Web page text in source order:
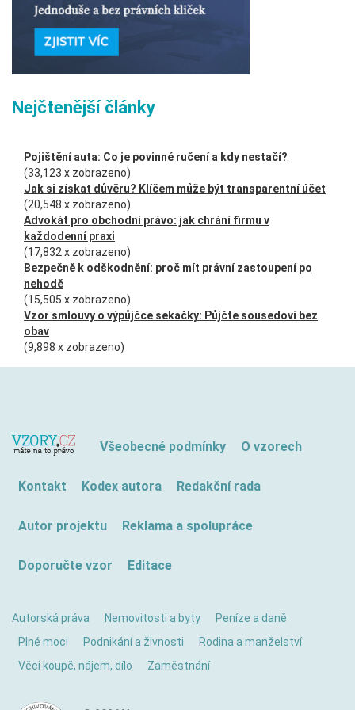
Nejčtenější články
Pojištění auta: Co je povinné ručení a kdy nestačí?
(33,123 x zobrazeno)
Jak si získat důvěru? Klíčem může být transparentní účet
(20,548 x zobrazeno)
Advokát pro obchodní právo: jak chrání firmu v
každodenní praxi
(17,832 x zobrazeno)
Bezpečně k odškodnění: proč mít právní zastoupení po
nehodě
(15,505 x zobrazeno)
Vzor smlouvy o výpůjčce sekačky: Půjčte sousedovi bez
obav
(9,898 x zobrazeno)
Všeobecné podmínky O vzorech
Kontakt Kodex autora Redakční rada
Autor projektu Reklama a spolupráce
Doporučte vzor Editace
Autorská práva Nemovitosti a byty
Peníze a daně
Plné moci
Podnikání a živnosti
Rodina a manželství
Věci koupě, nájem, dílo
Zaměstnání